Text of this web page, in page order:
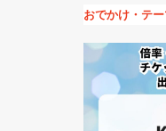
おでかけ・テ